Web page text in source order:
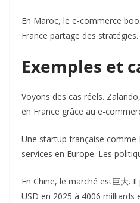
En Maroc, le e-commerce
France partage des stratégies.
Exemples et
Voyons des cas réels.
en France grâce au e-
Une startup française comme
services en Europe. Les
En Chine, le marché est巨大.
USD en 2025 à 4006 milliards